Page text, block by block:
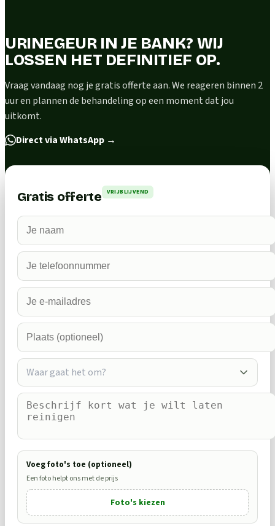
URINEGEUR IN JE BANK? WIJ
LOSSEN HET DEFINITIEF OP.
Vraag vandaag nog je gratis offerte aan. We reageren binnen 2
uur en plannen de behandeling op een moment dat jou
uitkomt.
Direct via WhatsApp →
Gratis offerte VRIJBLIJVEND
Waar gaat het om?
Voeg foto's toe (optioneel)
Een foto helpt ons met de prijs
Foto's kiezen